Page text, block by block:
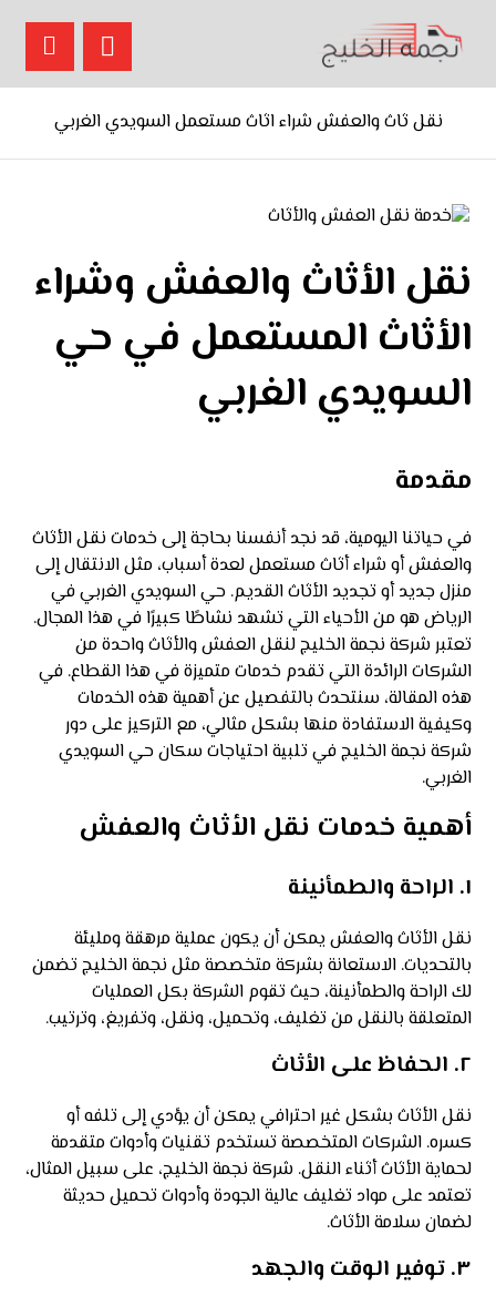
نقل ثاث والعفش شراء اثاث مستعمل السويدي الغربي
نقل الأثاث والعفش وشراء
الأثاث المستعمل في حي
السويدي الغربي
مقدمة
في حياتنا اليومية، قد نجد أنفسنا بحاجة إلى خدمات نقل الأثاث
والعفش أو شراء أثاث مستعمل لعدة أسباب، مثل الانتقال إلى
منزل جديد أو تجديد الأثاث القديم. حي السويدي الغربي في
الرياض هو من الأحياء التي تشهد نشاطًا كبيرًا في هذا المجال.
تعتبر شركة نجمة الخليج لنقل العفش والأثاث واحدة من
الشركات الرائدة التي تقدم خدمات متميزة في هذا القطاع. في
هذه المقالة، سنتحدث بالتفصيل عن أهمية هذه الخدمات
وكيفية الاستفادة منها بشكل مثالي، مع التركيز على دور
شركة نجمة الخليج في تلبية احتياجات سكان حي السويدي
الغربي.
أهمية خدمات نقل الأثاث والعفش
١. الراحة والطمأنينة
نقل الأثاث والعفش يمكن أن يكون عملية مرهقة ومليئة
بالتحديات. الاستعانة بشركة متخصصة مثل نجمة الخليج تضمن
لك الراحة والطمأنينة، حيث تقوم الشركة بكل العمليات
المتعلقة بالنقل من تغليف، وتحميل، ونقل، وتفريغ، وترتيب.
٢. الحفاظ على الأثاث
نقل الأثاث بشكل غير احترافي يمكن أن يؤدي إلى تلفه أو
كسره. الشركات المتخصصة تستخدم تقنيات وأدوات متقدمة
لحماية الأثاث أثناء النقل. شركة نجمة الخليج، على سبيل المثال،
تعتمد على مواد تغليف عالية الجودة وأدوات تحميل حديثة
لضمان سلامة الأثاث.
٣. توفير الوقت والجهد